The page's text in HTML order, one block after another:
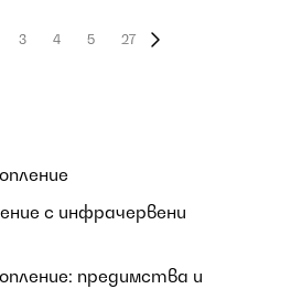
3 4 5 27
с инфрачервени
предимства и